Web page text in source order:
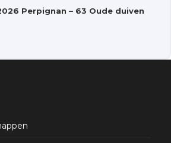
Perpignan – 63 Oude duiven